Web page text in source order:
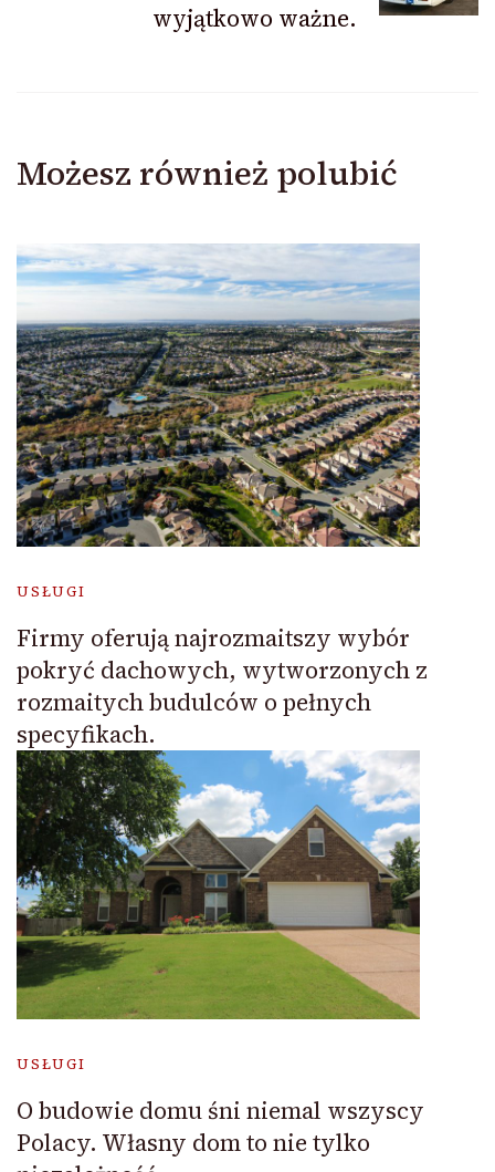
wyjątkowo ważne.
Możesz również polubić
USŁUGI
Firmy oferują najrozmaitszy wybór
pokryć dachowych, wytworzonych z
rozmaitych budulców o pełnych
specyfikach.
USŁUGI
O budowie domu śni niemal wszyscy
Polacy. Własny dom to nie tylko